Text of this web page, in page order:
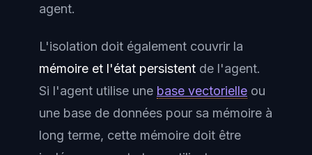
agent.
L'isolation doit également couvrir la
mémoire et l'état persistent de l'agent.
Si l'agent utilise une base vectorielle ou
une base de données pour sa mémoire à
long terme, cette mémoire doit être